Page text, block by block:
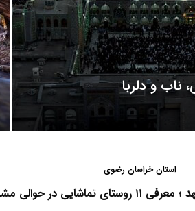
ناب و دلربا
استان خراسان رضوی
در حوالی مشهد